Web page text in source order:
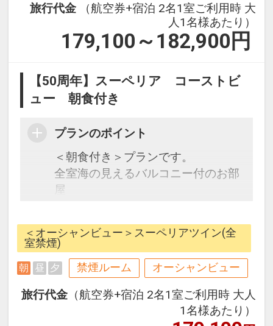
旅行代金
（航空券+宿泊 2名1室ご利用時 大
人1名様あたり）
179,100～182,900 円
【50周年】スーペリア コーストビ
ュー 朝食付き
プランのポイント
＜朝食付き＞プランです。
全室海の見えるバルコニー付のお部
屋
ントも充実！
お子様向けサービスが充実！
２連泊以上でお得な特典あり！
＜Club Savvy又はSavvy Light対象プ
ラン＞
Club Savvy（クラブサビー）とは、
リゾートステイをより快適に楽しん
＜オーシャンビュー＞スーペリアツイン(全
室禁煙)
朝 昼 夕 禁煙ルーム オーシャンビュー
旅行代金 （航空券+宿泊 2名1室ご利用時 大人
1名様あたり）